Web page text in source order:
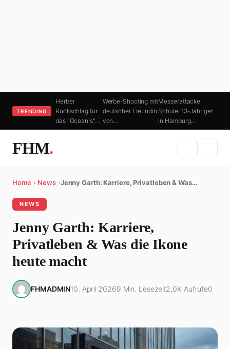
TRENDING
Herber
Rückschlag für
das "Ocean's"…
Werbe-Shooting mit
deutscher Freundin
von…
Messerattacke
Schule: 13-Jähriger
in Hamburg…
FHM.
Home › News ›Jenny Garth: Karriere, Privatleben & Was…
NEWS
Jenny Garth: Karriere,
Privatleben & Was die Ikone
heute macht
FHMADMIN10. April 20269 Min. Lesezeit2,0K Aufrufe0